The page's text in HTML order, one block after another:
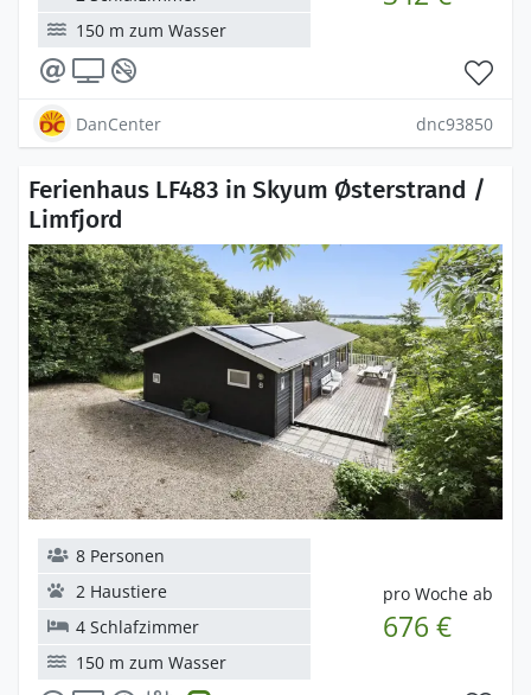
150 m zum Wasser
DanCenter dnc93850
Ferienhaus LF483 in Skyum Østerstrand /
Limfjord
pro Woche ab
676 €
8 Personen
2 Haustiere
4 Schlafzimmer
150 m zum Wasser